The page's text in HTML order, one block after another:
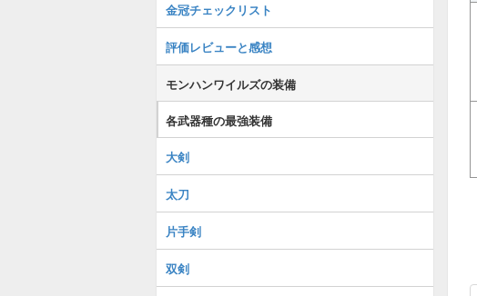
金冠チェックリスト
評価レビューと感想
モンハンワイルズの装備
各武器種の最強装備
大剣
太刀
片手剣
双剣